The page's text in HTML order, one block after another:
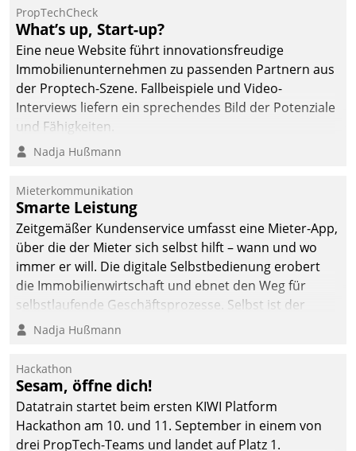
Dialogführung ermöglicht
dem externen
Serviceteam, Anrufe von
Mietenden zügiger und
effizienter zu bearbeiten.
PropTechCheck
What’s up, Start-up?
Eine neue Website führt innovationsfreudige
Immobilienunternehmen zu passenden Partnern aus
der Proptech-Szene. Fallbeispiele und Video-
Interviews liefern ein sprechendes Bild der Potenziale
und Fähigkeiten.
Nadja Hußmann
Mieterkommunikation
Smarte Leistung
Zeitgemäßer Kundenservice umfasst eine Mieter-App,
über die der Mieter sich selbst hilft – wann und wo
immer er will. Die digitale Selbstbedienung erobert
die Immobilienwirtschaft und ebnet den Weg für
selbstlaufende Geschäftsprozesse. Selbst ist der
Kunde und smart der Serviceanbieter.
Nadja Hußmann
Hackathon
Sesam, öffne dich!
Datatrain startet beim ersten KIWI Platform
Hackathon am 10. und 11. September in einem von
drei PropTech-Teams und landet auf Platz 1.